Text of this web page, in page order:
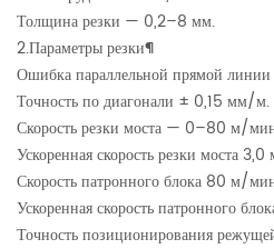
Толщина резки — 0,2–8 мм.
2.Параметры резки¶
Ошибка параллельной прямой
Точность по диагонали ± 0,15 мм/м.
Скорость резки моста — 0–80 м/
Ускоренная скорость резки моста
Скорость патронного блока 80 м/
Ускоренная скорость патронного
Точность позиционирования